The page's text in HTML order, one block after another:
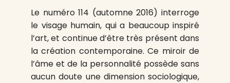
Le numéro 114 (automne 2016) interroge
le visage humain, qui a beaucoup inspiré
l’art, et continue d’être très présent dans
la création contemporaine. Ce miroir de
l’âme et de la personnalité possède sans
aucun doute une dimension sociologique,